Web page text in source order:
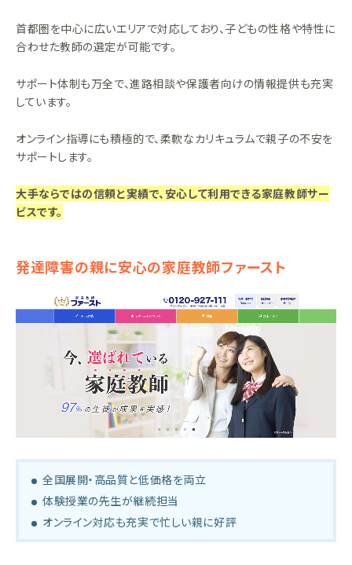
首都圏を中心に広いエリアで対応しており、子どもの性格や特性に
合わせた教師の選定が可能です。
サポート体制も万全で、進路相談や保護者向けの情報提供も充実
しています。
オンライン指導にも積極的で、柔軟なカリキュラムで親子の不安を
サポートします。
大手ならではの信頼と実績で、安心して利用できる家庭教師サー
ビスです。
発達障害の親に安心の家庭教師ファースト
全国展開・高品質と低価格を両立
体験授業の先生が継続担当
オンライン対応も充実で忙しい親に好評